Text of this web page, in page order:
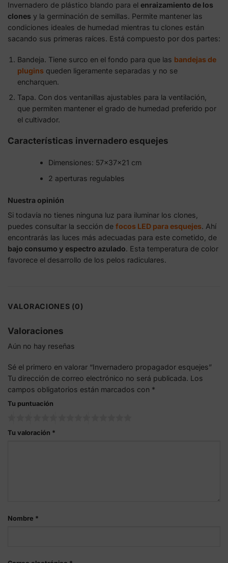
Invernadero de plástico blando para el enraizamiento de los
clones y la germinación de semillas. Permite mantener las
condiciones ideales de humedad mientras tu clones están
sacando sus primeras raíces. Está compuesto por dos partes:
Bandeja. Tiene surco en el fondo para que las bandejas de
pluginsqueden ligeramente separadas y no se
encharquen.
Tapa. Con dos ventanillas ajustables para la ventilación,
que permiten mantener el grado de humedad preferido por
el cultivador.
Características invernadero esquejes
Dimensiones: 57x37x21 cm
2 aperturas regulables
Nuestra opinión
Si todavía no tienes ninguna luz para iluminar los clones,
puedes consultar la sección de focos LED para esquejes. Ahí
encontrarás las luces más adecuadas para este cometido, de
bajo consumo y espectro azulado. Esta temperatura de color
favorece el desarrollo de los pelos radiculares.
VALORACIONES (0)
Valoraciones
Aún no hay reseñas
Sé el primero en valorar “Invernadero propagador esquejes”
Tu dirección de correo electrónico no será publicada. Los
campos obligatorios están marcados con *
Tu puntuación
Tu valoración *
Nombre *